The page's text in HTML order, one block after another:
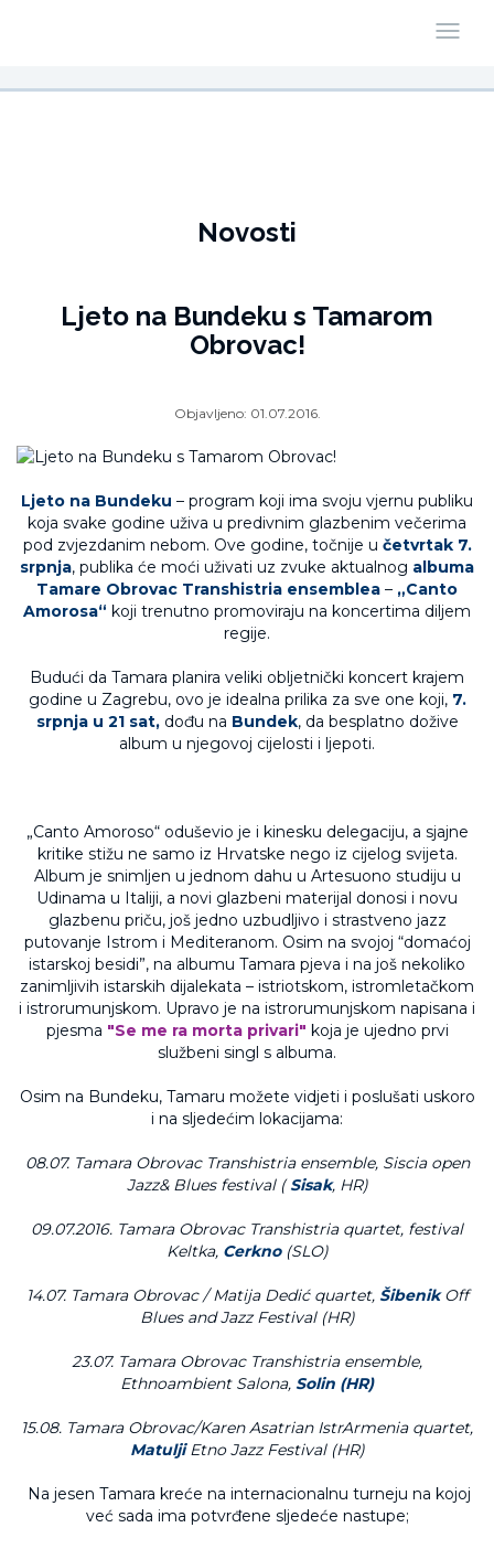
Novosti
Ljeto na Bundeku s Tamarom
Obrovac!
Objavljeno: 01.07.2016.
Ljeto na Bundeku – program koji ima svoju vjernu publiku
koja svake godine uživa u predivnim glazbenim večerima
pod zvjezdanim nebom. Ove godine, točnije u četvrtak 7.
srpnja, publika će moći uživati uz zvuke aktualnog albuma
Tamare Obrovac Transhistria ensemblea – „Canto
Amorosa“ koji trenutno promoviraju na koncertima diljem
regije.
Budući da Tamara planira veliki obljetnički koncert krajem
godine u Zagrebu, ovo je idealna prilika za sve one koji, 7.
srpnja u 21 sat,dođu na Bundek, da besplatno dožive
album u njegovoj cijelosti i ljepoti.
„Canto Amoroso“ oduševio je i kinesku delegaciju, a sjajne
kritike stižu ne samo iz Hrvatske nego iz cijelog svijeta.
Album je snimljen u jednom dahu u Artesuono studiju u
Udinama u Italiji, a novi glazbeni materijal donosi i novu
glazbenu priču, još jedno uzbudljivo i strastveno jazz
putovanje Istrom i Mediteranom. Osim na svojoj “domaćoj
istarskoj besidi”, na albumu Tamara pjeva i na još nekoliko
zanimljivih istarskih dijalekata – istriotskom, istromletačkom
i istrorumunjskom. Upravo je na istrorumunjskom napisana i
pjesma "Se me ra morta privari" koja je ujedno prvi
službeni singl s albuma.
Osim na Bundeku, Tamaru možete vidjeti i poslušati uskoro
i na sljedećim lokacijama:
08.07. Tamara Obrovac Transhistria ensemble, Siscia open
Jazz& Blues festival (Sisak, HR)
09.07.2016. Tamara Obrovac Transhistria quartet, festival
Keltka, Cerkno(SLO)
14.07. Tamara Obrovac / Matija Dedić quartet, ŠibenikOff
Blues and Jazz Festival (HR)
23.07. Tamara Obrovac Transhistria ensemble,
Ethnoambient Salona, Solin (HR)
15.08. Tamara Obrovac/Karen Asatrian IstrArmenia quartet,
MatuljiEtno Jazz Festival (HR)
Na jesen Tamara kreće na internacionalnu turneju na kojoj
već sada ima potvrđene sljedeće nastupe;